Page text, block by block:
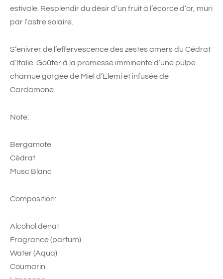
estivale. Resplendir du désir d’un fruit à l’écorce d’or, muri
par l’astre solaire.
S’enivrer de l’effervescence des zestes amers du Cédrat
d’Italie. Goûter à la promesse imminente d’une pulpe
charnue gorgée de Miel d’Elemi et infusée de
Cardamone.
Note:
Bergamote
Cédrat
Musc Blanc
Composition:
Alcohol denat
Fragrance (parfum)
Water (Aqua)
Coumarin